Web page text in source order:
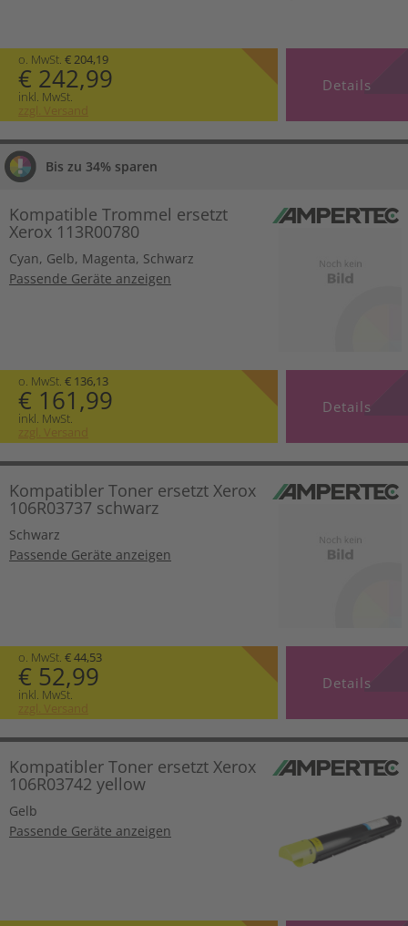
o. MwSt. € 204,19
€ 242,99
inkl. MwSt.
zzgl. Versand
Details
Bis zu 34% sparen
Kompatible Trommel ersetzt
Xerox 113R00780
Cyan, Gelb, Magenta, Schwarz
Passende Geräte anzeigen
o. MwSt. € 136,13
€ 161,99
inkl. MwSt.
zzgl. Versand
Details
Kompatibler Toner ersetzt Xerox
106R03737 schwarz
Schwarz
Passende Geräte anzeigen
o. MwSt. € 44,53
€ 52,99
inkl. MwSt.
zzgl. Versand
Details
Kompatibler Toner ersetzt Xerox
106R03742 yellow
Gelb
Passende Geräte anzeigen